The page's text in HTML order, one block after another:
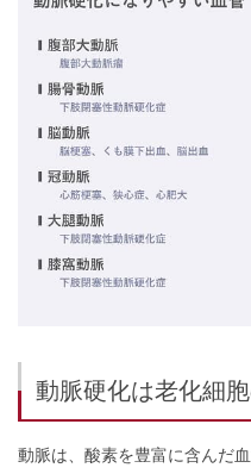
動脈硬化は老化細
動脈は、酸素を豊富に含んだ